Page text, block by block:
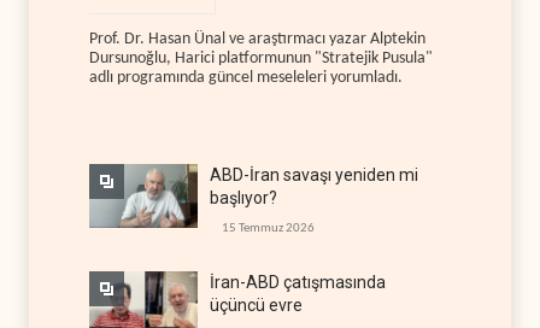
Prof. Dr. Hasan Ünal ve araştırmacı yazar Alptekin
Dursunoğlu, Harici platformunun "Stratejik Pusula"
adlı programında güncel meseleleri yorumladı.
ABD-İran savaşı yeniden mi
başlıyor?
15 Temmuz 2026
İran-ABD çatışmasında
üçüncü evre